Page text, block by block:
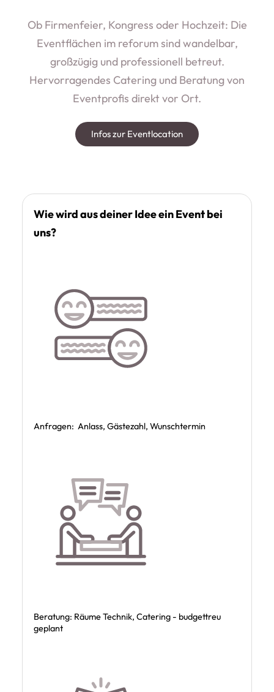
Ob Firmenfeier, Kongress oder Hochzeit: Die
Eventflächen im reforum sind wandelbar,
großzügig und professionell betreut.
Hervorragendes Catering und Beratung von
Eventprofis direkt vor Ort.
Infos zur Eventlocation
Wie wird aus deiner Idee ein Event bei
uns?
Anfragen: Anlass, Gästezahl, Wunschtermin
Beratung: Räume Technik, Catering - budgettreu
geplant